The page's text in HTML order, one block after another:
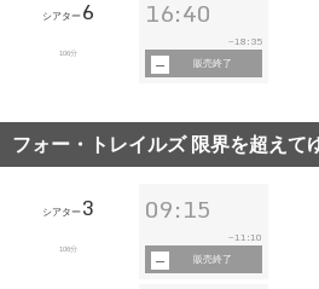
シアター 6
106分
16:40
~ 18:35
販売終了
フォー・トレイルズ 限界を超えて
シアター 3
106分
09:15
~11:10
販売終了